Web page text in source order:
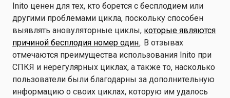
Inito ценен для тех, кто борется с бесплодием или
другими проблемами цикла, поскольку способен
выявлять ановуляторные циклы, которые являются
причиной бесплодия номер один.. В отзывах
отмечаются преимущества использования Inito при
СПКЯ и нерегулярных циклах, а также то, насколько
пользователи были благодарны за дополнительную
информацию о своих циклах, которую им удалось